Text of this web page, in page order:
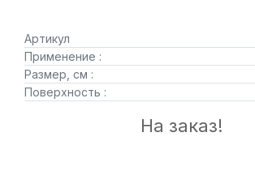
Артикул
Применение :
Размер, см :
Поверхность :
На заказ!